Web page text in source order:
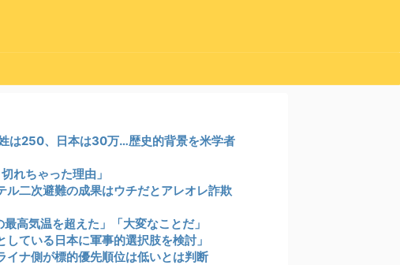
は250、日本は30万…歴史的背景を米学者
れちゃった理由」
ル二次避難の成果はウチだとアレオレ詐欺
高気温を超えた」「大変なことだ」
ている日本に軍事的選択肢を検討」
イナ側が標的優先順位は低いとは判断